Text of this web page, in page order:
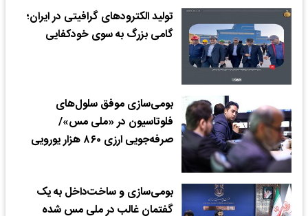
تولید الکترودهای گرافیتی در ایران؛
گامی بزرگ به سوی خودکفایی
بومی‌سازی موفق سلول‌های
فلوتاسیون در «ملی مس»/
صرفه‌جویی ارزی ۸۶۰ هزار یورویی
بومی‌سازی و ساخت‌داخل به یک
گفتمان غالب در ملی مس شده